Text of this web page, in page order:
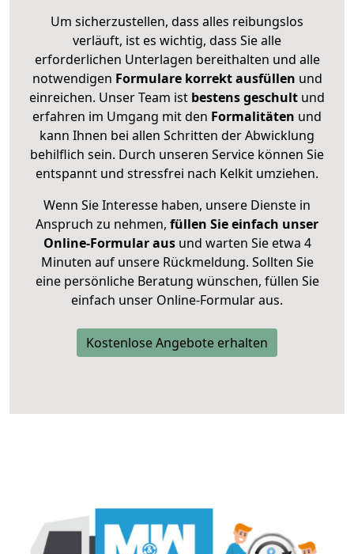
Um sicherzustellen, dass alles reibungslos
verläuft, ist es wichtig, dass Sie alle
erforderlichen Unterlagen bereithalten und alle
notwendigen Formulare korrekt ausfüllen und
einreichen. Unser Team ist bestens geschult und
erfahren im Umgang mit den Formalitäten und
kann Ihnen bei allen Schritten der Abwicklung
behilflich sein. Durch unseren Service können Sie
entspannt und stressfrei nach Kelkit umziehen.
Wenn Sie Interesse haben, unsere Dienste in
Anspruch zu nehmen, füllen Sie einfach unser
Online-Formular ausund warten Sie etwa 4
Minuten auf unsere Rückmeldung. Sollten Sie
eine persönliche Beratung wünschen, füllen Sie
einfach unser Online-Formular aus.
Kostenlose Angebote erhalten